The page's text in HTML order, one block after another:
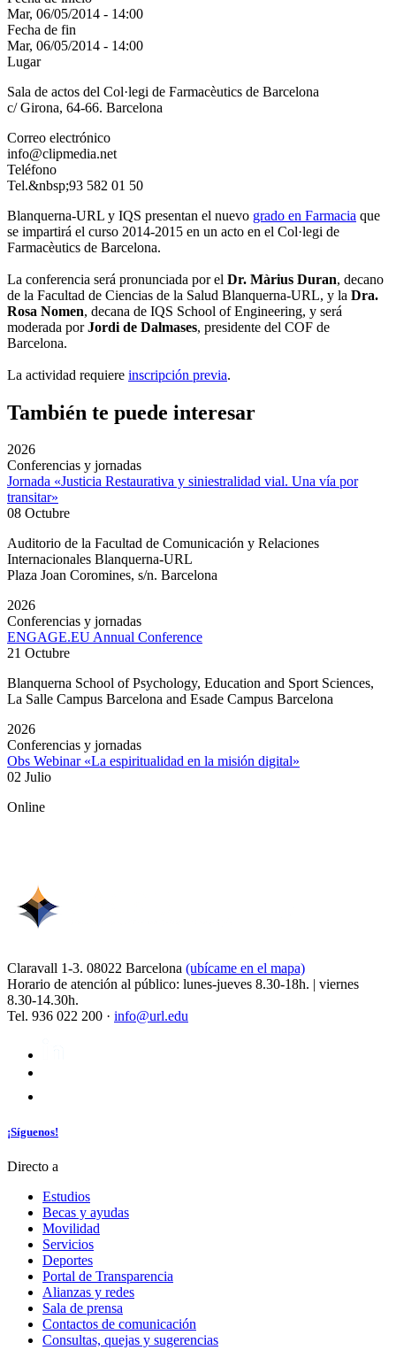
Mar, 06/05/2014 - 14:00
Fecha de fin
Mar, 06/05/2014 - 14:00
Lugar
Sala de actos del Col·legi de Farmacèutics de Barcelona
c/ Girona, 64-66. Barcelona
Correo electrónico
info@clipmedia.net
Teléfono
Tel.&nbsp;93 582 01 50
Blanquerna-URL y IQS presentan el nuevo grado en Farmacia que
se impartirá el curso 2014-2015 en un acto en el Col·legi de
Farmacèutics de Barcelona.
La conferencia será pronunciada por el Dr. Màrius Duran, decano
de la Facultad de Ciencias de la Salud Blanquerna-URL, y la Dra.
Rosa Nomen, decana de IQS School of Engineering, y será
moderada porJordi de Dalmases, presidente del COF de
Barcelona.
La actividad requiere inscripción previa.
También te puede interesar
2026
Conferencias y jornadas
Jornada «Justicia Restaurativa y siniestralidad vial. Una vía por
transitar»
08 Octubre
Auditorio de la Facultad de Comunicación y Relaciones
Internacionales Blanquerna-URL
Plaza Joan Coromines, s/n. Barcelona
2026
Conferencias y jornadas
ENGAGE.EU Annual Conference
21 Octubre
Blanquerna School of Psychology, Education and Sport Sciences,
La Salle Campus Barcelona and Esade Campus Barcelona
2026
Conferencias y jornadas
Obs Webinar «La espiritualidad en la misión digital»
02 Julio
Online
Claravall 1-3. 08022 Barcelona (ubícame en el mapa)
Horario de atención al público: lunes-jueves 8.30-18h. | viernes
8.30-14.30h.
Tel. 936 022 200 · info@url.edu
¡Síguenos!
Directo a
Estudios
Becas y ayudas
Movilidad
Servicios
Deportes
Portal de Transparencia
Alianzas y redes
Sala de prensa
Contactos de comunicación
Consultas, quejas y sugerencias